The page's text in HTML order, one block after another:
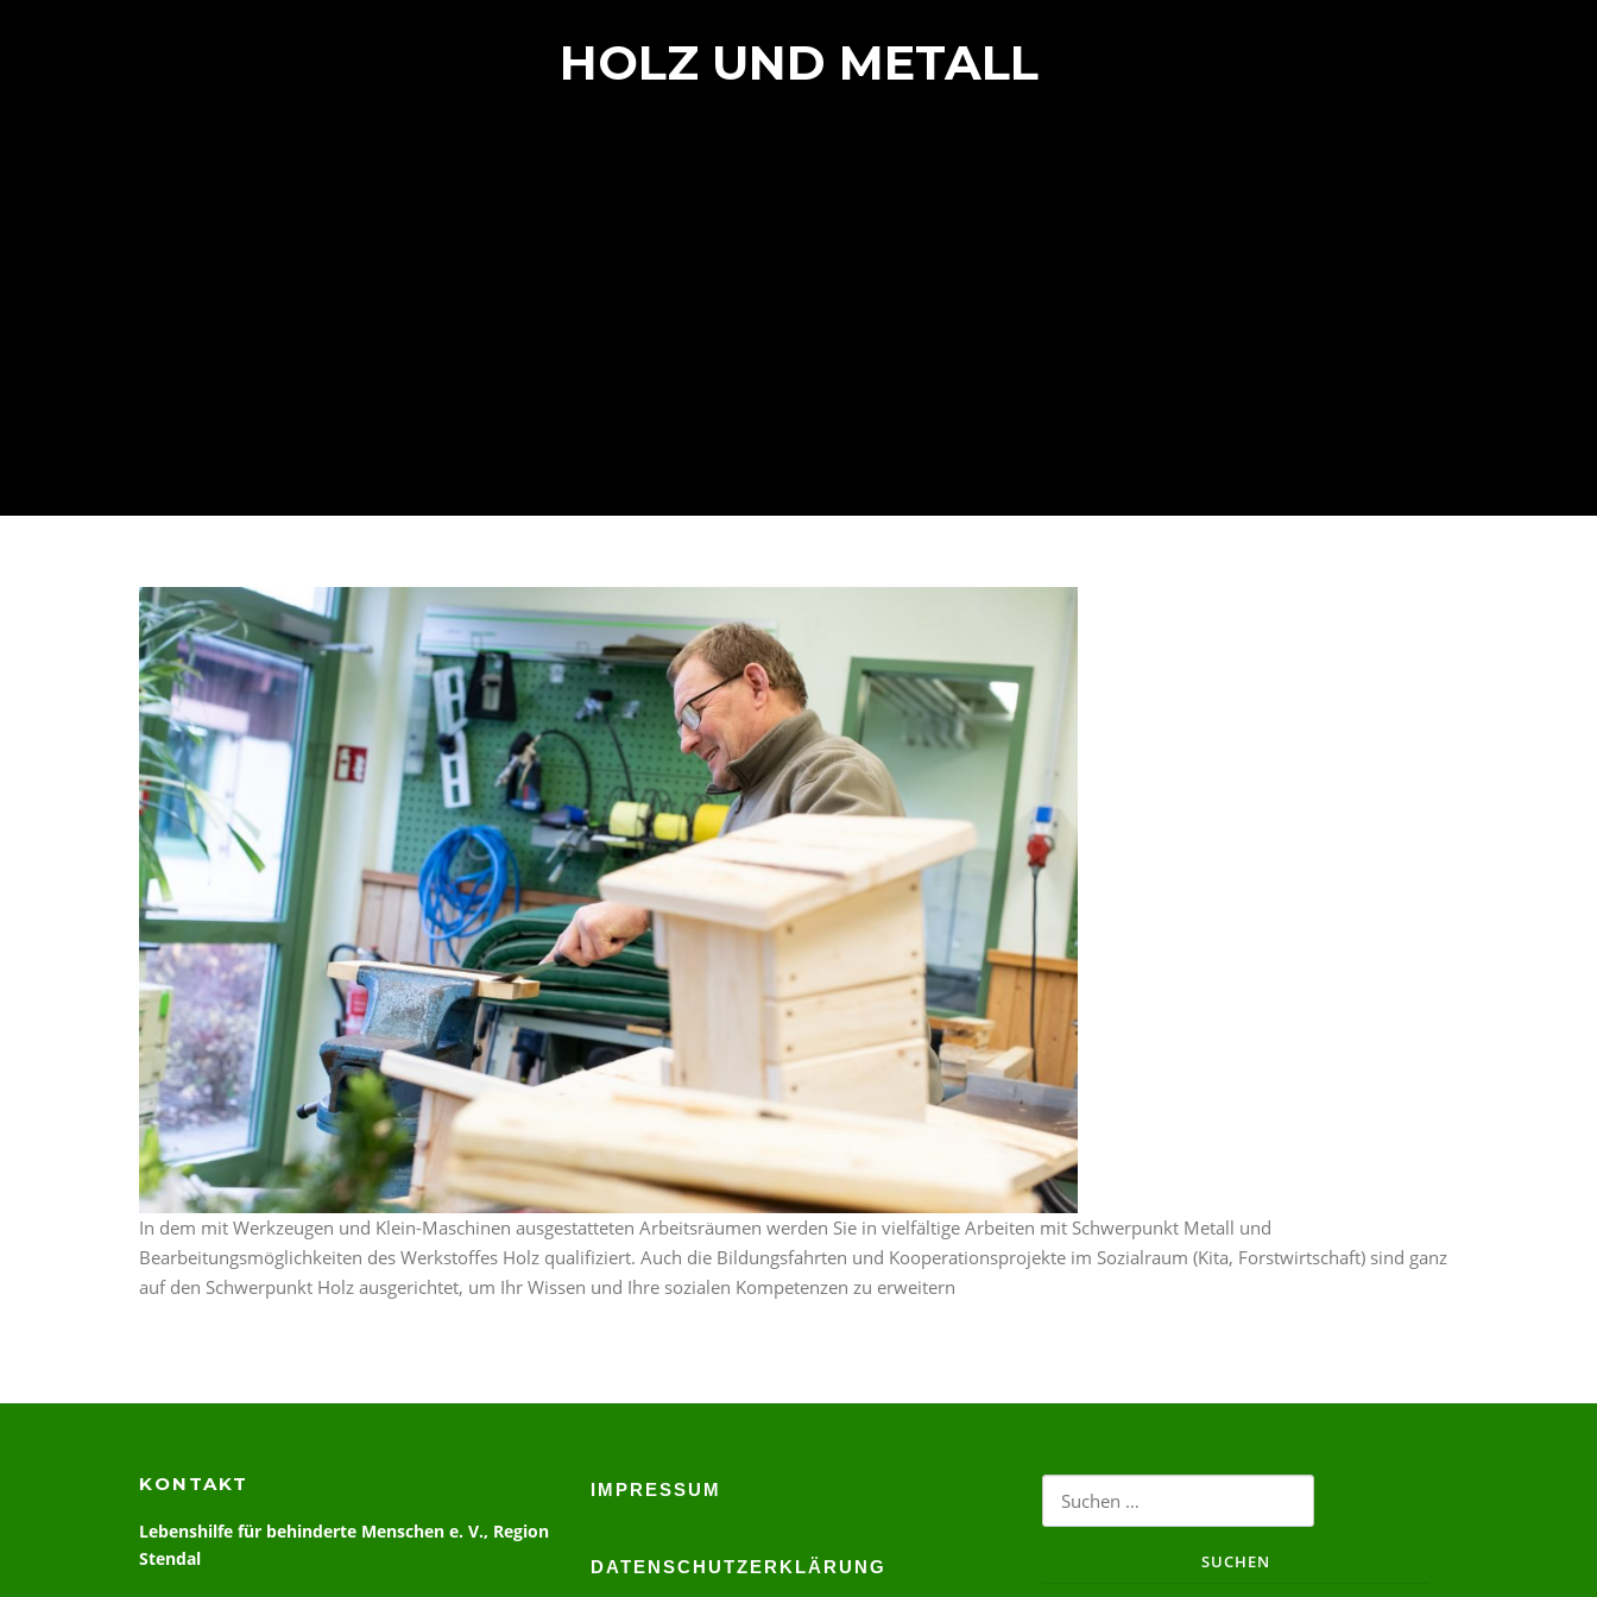
HOLZ UND METALL
In dem mit Werkzeugen und Klein-Maschinen ausgestatteten Arbeitsräumen werden Sie in vielfältige Arbeiten mit Schwerpunkt Metall und
Bearbeitungsmöglichkeiten des Werkstoffes Holz qualifiziert. Auch die Bildungsfahrten und Kooperationsprojekte im Sozialraum (Kita, Forstwirtschaft) sind ganz
auf den Schwerpunkt Holz ausgerichtet, um Ihr Wissen und Ihre sozialen Kompetenzen zu erweitern
KONTAKT
Lebenshilfe für behinderte Menschen e. V., Region
Stendal
IMPRESSUM
DATENSCHUTZERKLÄRUNG
nach: